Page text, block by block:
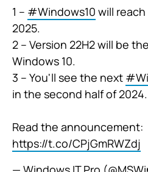
1 – #Windows10 will reach
2025.
2 – Version 22H2 will be
Windows 10.
3 – You'll see the next
in the second half of 2024.
Read the announcement:
https://t.co/CPjGmRWZdj